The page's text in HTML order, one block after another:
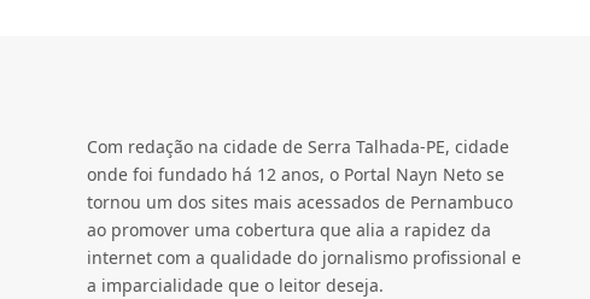
Com redação na cidade de Serra Talhada-PE, cidade
onde foi fundado há 12 anos, o Portal Nayn Neto se
tornou um dos sites mais acessados de Pernambuco
ao promover uma cobertura que alia a rapidez da
internet com a qualidade do jornalismo profissional e
a imparcialidade que o leitor deseja.